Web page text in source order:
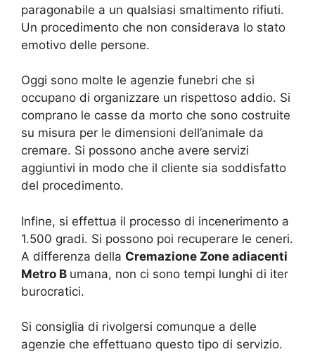
paragonabile a un qualsiasi smaltimento rifiuti.
Un procedimento che non considerava lo stato
emotivo delle persone.
Oggi sono molte le agenzie funebri che si
occupano di organizzare un rispettoso addio. Si
comprano le casse da morto che sono costruite
su misura per le dimensioni dell’animale da
cremare. Si possono anche avere servizi
aggiuntivi in modo che il cliente sia soddisfatto
del procedimento.
Infine, si effettua il processo di incenerimento a
1.500 gradi. Si possono poi recuperare le ceneri.
A differenza della Cremazione Zone adiacenti
Metro B umana, non ci sono tempi lunghi di iter
burocratici.
Si consiglia di rivolgersi comunque a delle
agenzie che effettuano questo tipo di servizio.